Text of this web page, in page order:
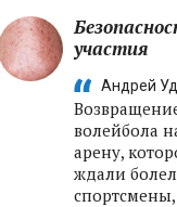
участия
Андрей
волейбола
арену,
ждали
спортсмены,